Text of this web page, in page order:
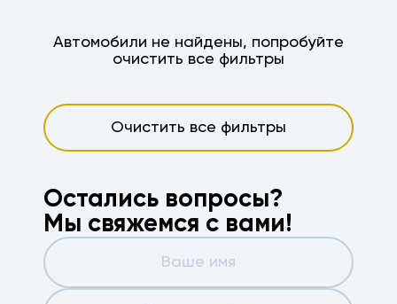
Автомобили не найдены, попробуйте
очистить все фильтры
Очистить все фильтры
Остались вопросы?
Мы свяжемся с вами!